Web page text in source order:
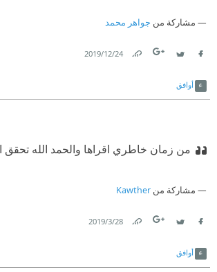
مشاركة من جواهر محمد
24‏/12‏/2019
أوافق
من زمان خاطري اقراها والحمد الله تحقق
مشاركة من Kawther
28‏/3‏/2019
أوافق